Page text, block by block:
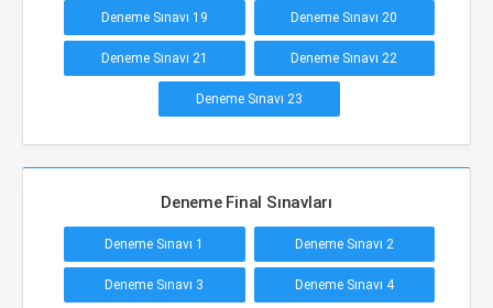
Deneme Sınavı 19 Deneme Sınavı 20
Deneme Sınavı 21 Deneme Sınavı 22
Deneme Sınavı 23
Deneme Final Sınavları
Deneme Sınavı 1 Deneme Sınavı 2
Deneme Sınavı 3 Deneme Sınavı 4